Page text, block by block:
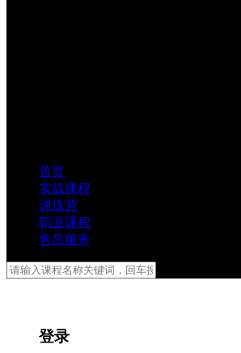
首页
实战课程
训练营
职业课程
售后服务
登录